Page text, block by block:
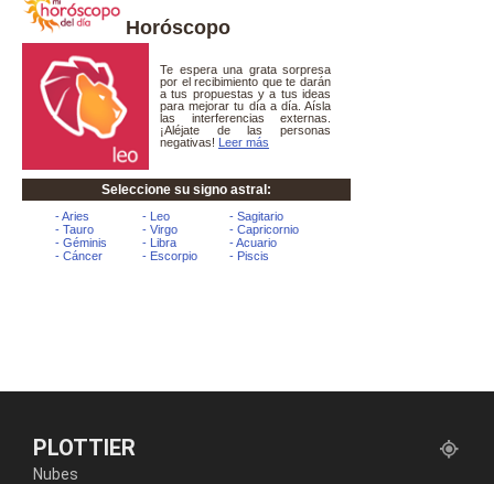
Horóscopo
PLOTTIER
Nubes